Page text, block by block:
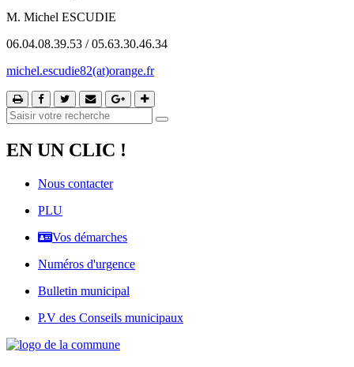
M. Michel ESCUDIE
06.04.08.39.53 / 05.63.30.46.34
michel.escudie82(at)orange.fr
EN UN CLIC !
Nous contacter
PLU
Vos démarches
Numéros d'urgence
Bulletin municipal
P.V des Conseils municipaux